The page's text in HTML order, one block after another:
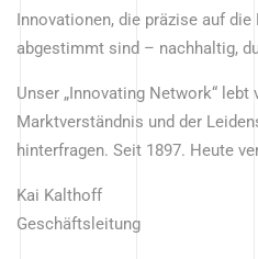
Innovationen, die präzise auf
abgestimmt sind – nachhaltig,
Unser „Innovating Network“
Marktverständnis und der
hinterfragen. Seit 1897. Heute
Kai Kalthoff
Geschäftsleitung